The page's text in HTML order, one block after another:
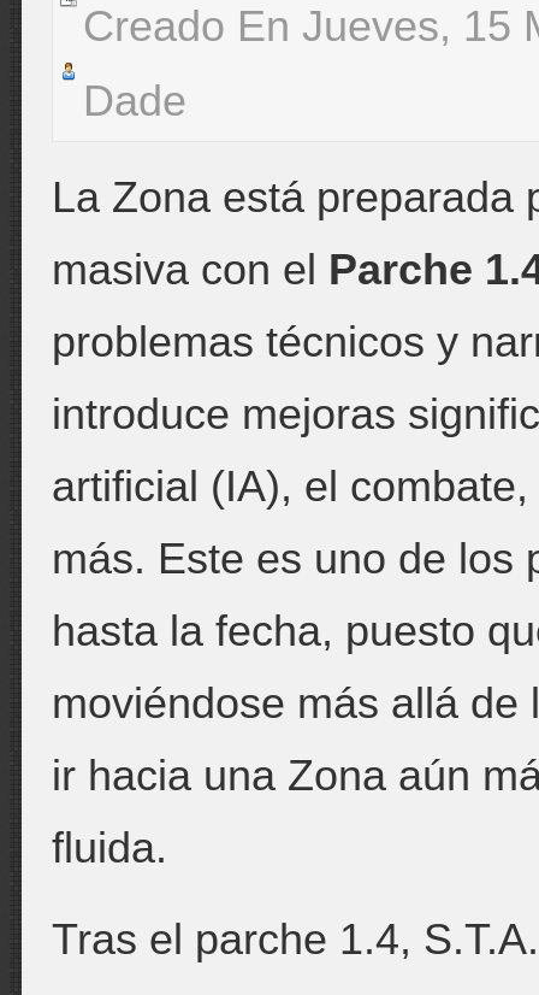
Creado En Jueves, 15
Dade
La Zona está preparada
masiva con el Parche
problemas técnicos y
introduce mejoras
artificial (IA), el
más. Este es uno de los
hasta la fecha, puesto
moviéndose más allá
ir hacia una Zona aún
fluida.
Tras el parche 1.4,